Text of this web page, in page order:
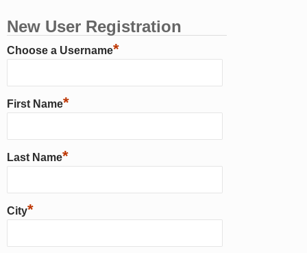
New User Registration
Choose a Username*
First Name*
Last Name*
City*